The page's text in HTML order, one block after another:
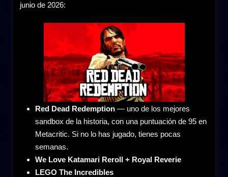
junio de 2026:
Red Dead Redemption — uno de los mejores
sandbox de la historia, con una puntuación de 95 en
Metacritic. Si no lo has jugado, tienes pocas
semanas.
We Love Katamari Reroll + Royal Reverie
LEGO The Incredibles